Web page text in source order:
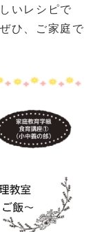
いレシピで
ひ、ご家庭で